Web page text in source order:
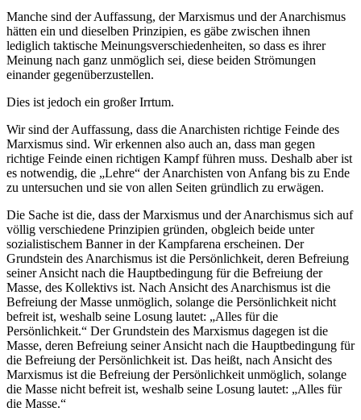
Manche sind der Auffassung, der Marxismus und der Anarchismus
hätten ein und dieselben Prinzipien, es gäbe zwischen ihnen
lediglich taktische Meinungsverschiedenheiten, so dass es ihrer
Meinung nach ganz unmöglich sei, diese beiden Strömungen
einander gegenüberzustellen.
Dies ist jedoch ein großer Irrtum.
Wir sind der Auffassung, dass die Anarchisten richtige Feinde des
Marxismus sind. Wir erkennen also auch an, dass man gegen
richtige Feinde einen richtigen Kampf führen muss. Deshalb aber ist
es notwendig, die „Lehre“ der Anarchisten von Anfang bis zu Ende
zu untersuchen und sie von allen Seiten gründlich zu erwägen.
Die Sache ist die, dass der Marxismus und der Anarchismus sich auf
völlig verschiedene Prinzipien gründen, obgleich beide unter
sozialistischem Banner in der Kampfarena erscheinen. Der
Grundstein des Anarchismus ist die Persönlichkeit, deren Befreiung
seiner Ansicht nach die Hauptbedingung für die Befreiung der
Masse, des Kollektivs ist. Nach Ansicht des Anarchismus ist die
Befreiung der Masse unmöglich, solange die Persönlichkeit nicht
befreit ist, weshalb seine Losung lautet: „Alles für die
Persönlichkeit.“ Der Grundstein des Marxismus dagegen ist die
Masse, deren Befreiung seiner Ansicht nach die Hauptbedingung für
die Befreiung der Persönlichkeit ist. Das heißt, nach Ansicht des
Marxismus ist die Befreiung der Persönlichkeit unmöglich, solange
die Masse nicht befreit ist, weshalb seine Losung lautet: „Alles für
die Masse.“